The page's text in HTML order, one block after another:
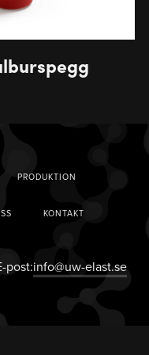
PRODUKTION
KONTAKT
post:info@uw-elast.se